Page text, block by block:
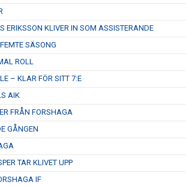
KLIVER IN SOM ASSISTERANDE
SÄSONG
ROLL
– KLAR FÖR SITT 7:E
AIK
FRÅN FORSHAGA
GÅNGEN
TAR KLIVET UPP
IF